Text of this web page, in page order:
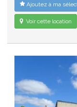
Ajoutez à ma
Voir cette location